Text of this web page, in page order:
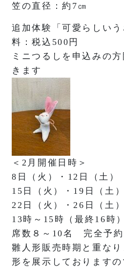
笠の直径：約7㎝
追加体験「可愛らしい
料：税込500円
ミニつるしを申込みの
きます
＜2月開催日時＞
8日（火）・12日（土）
15日（火）・19日（土）
22日（火）・26日（土）
13時～15時（最終16時）
席数８～10名 完全予約
雛人形販売時期と重な
形を展示しております